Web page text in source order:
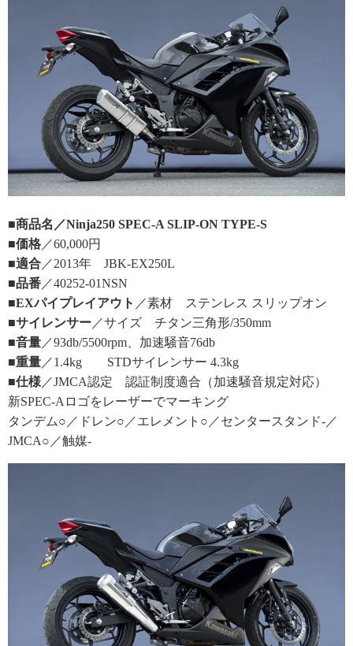
■商品名／Ninja250 SPEC-A SLIP-ON TYPE-S
■価格 ／60,000円
■適合 ／2013年 JBK-EX250L
■品番 ／40252-01NSN
■EXパイプレイアウト ／素材 ステンレス スリップオン
■サイレンサー ／サイズ チタン三角形/350mm
■音量 ／93db/5500rpm、加速騒音76db
■重量 ／1.4kg STDサイレンサー 4.3kg
■仕様 ／JMCA認定 認証制度適合（加速騒音規定対応）
新SPEC-Aロゴをレーザーでマーキング
タンデム○／ドレン○／エレメント○／センタースタンド-／
JMCA○／触媒-